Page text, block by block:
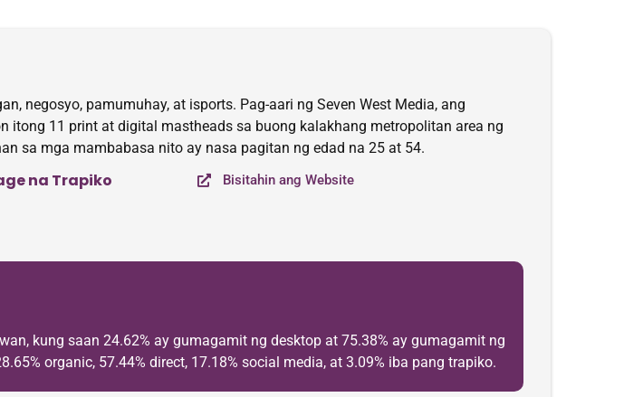
negosyo, pamumuhay, at isports. Pag-aari ng Seven West Media, ang
itong 11 print at digital mastheads sa buong kalakhang metropolitan area ng
sa mga mambabasa nito ay nasa pagitan ng edad na 25 at 54.
na Trapiko Bisitahin ang Website
kung saan 24.62% ay gumagamit ng desktop at 75.38% ay gumagamit ng
organic, 57.44% direct, 17.18% social media, at 3.09% iba pang trapiko.